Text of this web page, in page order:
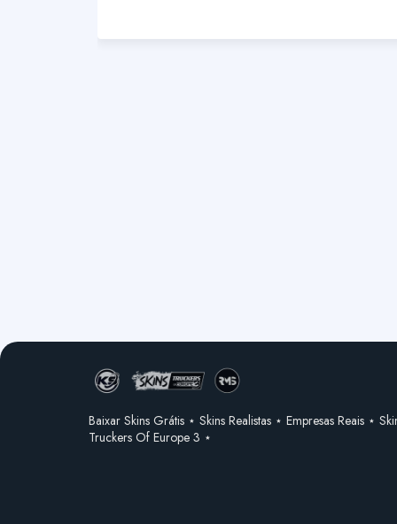
Baixar Skins Grátis ⋆ Skins Realistas ⋆ Empresas Reais ⋆
Truckers Of Europe 3 ⋆